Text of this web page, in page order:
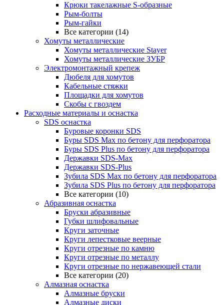
Крюки такелажные S-образные
Рым-болты
Рым-гайки
Все категории (14)
Хомуты металлические
Хомуты металлические Stayer
Хомуты металлические ЗУБР
Электромонтажный крепеж
Дюбеля для хомутов
Кабельные стяжки
Площадки для хомутов
Скобы с гвоздем
Расходные материалы и оснастка
SDS оснастка
Буровые коронки SDS
Буры SDS Max по бетону для перфоратора
Буры SDS Plus по бетону для перфоратора
Державки SDS-Max
Державки SDS-Plus
Зубила SDS Mах по бетону для перфоратора
Зубила SDS Plus по бетону для перфоратора
Все категории (10)
Абразивная оснастка
Бруски абразивные
Губки шлифовальные
Круги заточные
Круги лепестковые веерные
Круги отрезные по камню
Круги отрезные по металлу
Круги отрезные по нержавеющей стали
Все категории (20)
Алмазная оснастка
Алмазные бруски
Алмазные диски